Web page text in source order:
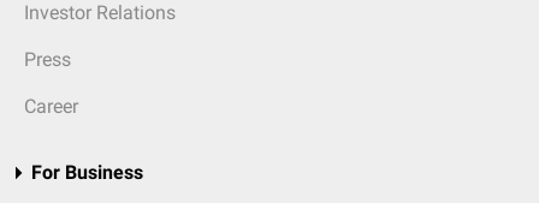
Investor Relations
Press
Career
For Business